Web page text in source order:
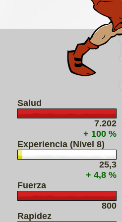
Salud
7.202
+ 100 %
Experiencia (Nivel 8)
25,3
+ 4,8 %
Fuerza
800
Rapidez